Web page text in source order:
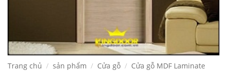
Trang chủ / sản phẩm / Cửa gỗ / Cửa gỗ MDF Laminate